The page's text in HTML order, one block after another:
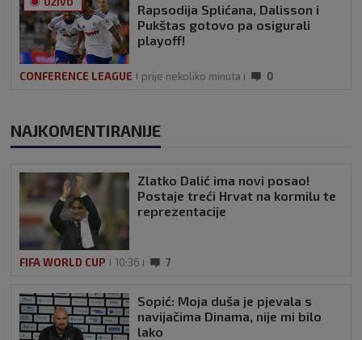
Rapsodija Splićana, Dalisson i
Pukštas gotovo pa osigurali
playoff!
CONFERENCE LEAGUE prije nekoliko minuta 0
NAJKOMENTIRANIJE
Zlatko Dalić ima novi posao!
Postaje treći Hrvat na kormilu te
reprezentacije
FIFA WORLD CUP 10:36 7
Sopić: Moja duša je pjevala s
navijačima Dinama, nije mi bilo
lako